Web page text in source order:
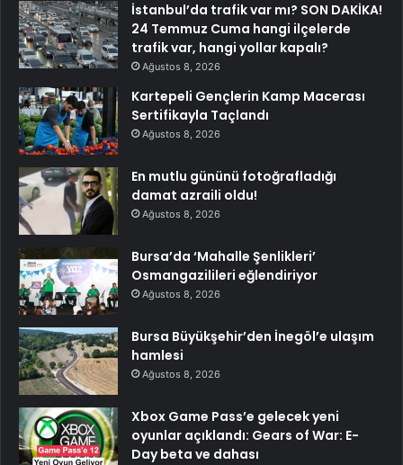
İstanbul’da trafik var mı? SON DAKİKA!
24 Temmuz Cuma hangi ilçelerde
trafik var, hangi yollar kapalı?
Ağustos 8, 2026
Kartepeli Gençlerin Kamp Macerası
Sertifikayla Taçlandı
Ağustos 8, 2026
En mutlu gününü fotoğrafladığı
damat azraili oldu!
Ağustos 8, 2026
Bursa’da ‘Mahalle Şenlikleri’
Osmangazilileri eğlendiriyor
Ağustos 8, 2026
Bursa Büyükşehir’den İnegöl’e ulaşım
hamlesi
Ağustos 8, 2026
Xbox Game Pass’e gelecek yeni
oyunlar açıklandı: Gears of War: E-
Day beta ve dahası